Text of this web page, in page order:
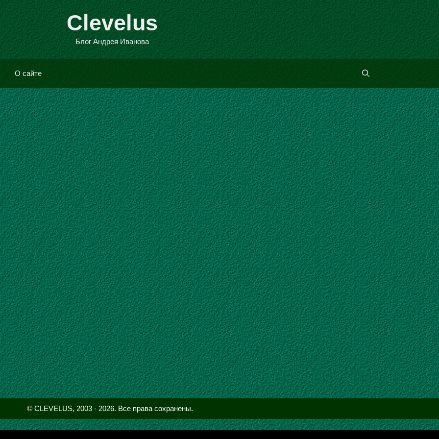
Clevelus
Блог Андрея Иванова
О сай­те
V3.0 (RC0)
NETMicro FrameworkSDKv3 Release Candidate 0. Сначала об изме­не­ни­ях,
глав­ное отли­чие, по срав­не­нию со вто­рой бет­той — теперьSDKпре­крас­
SP1(вто­рая бет­та непе­ре­но­си­лаSP1). Из улуч­ше­ний: сде­ла­ны неко­то­рые
с “боль­шим” Framework, сде­ла­ны неко­то­рые …Читать далее
Framework,Altera,SDK,SSL,Verilog,Visual Studio,Windows CE,Windows Embedded
© CLEVELUS, 2003 - 2026. Все права сохранены.